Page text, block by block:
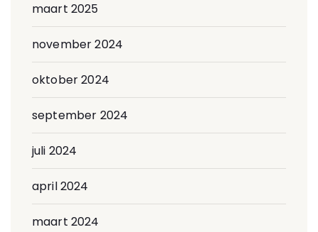
maart 2025
november 2024
oktober 2024
september 2024
juli 2024
april 2024
maart 2024